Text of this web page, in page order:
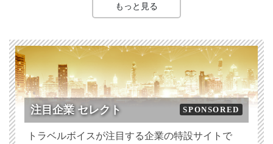
もっと見る
注目企業 セレクト SPONSORED
トラベルボイスが注目する企業の特設サイトで